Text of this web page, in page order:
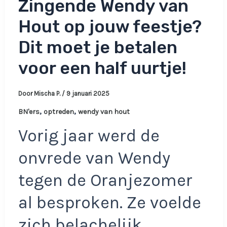
Zingende Wendy van
Hout op jouw feestje?
Dit moet je betalen
voor een half uurtje!
Door Mischa P. / 9 januari 2025
BN'ers, optreden, wendy van hout
Vorig jaar werd de
onvrede van Wendy
tegen de Oranjezomer
al besproken. Ze voelde